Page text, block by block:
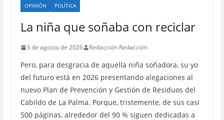
OPINIÓN
POLÍTICA
La niña que soñaba con reciclar
3 de agosto de 2026 Redacción Redacción
Pero, para desgracia de aquella niña soñadora, su yo
del futuro está en 2026 presentando alegaciones al
nuevo Plan de Prevención y Gestión de Residuos del
Cabildo de La Palma. Porque, tristemente, de sus casi
500 páginas, alrededor del 90 % siguen dedicadas a